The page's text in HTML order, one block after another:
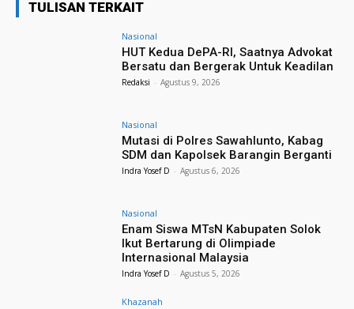
TULISAN TERKAIT
Nasional
HUT Kedua DePA-RI, Saatnya Advokat
Bersatu dan Bergerak Untuk Keadilan
Redaksi - Agustus 9, 2026
Nasional
Mutasi di Polres Sawahlunto, Kabag
SDM dan Kapolsek Barangin Berganti
Indra Yosef D - Agustus 6, 2026
Nasional
Enam Siswa MTsN Kabupaten Solok
Ikut Bertarung di Olimpiade
Internasional Malaysia
Indra Yosef D - Agustus 5, 2026
Khazanah